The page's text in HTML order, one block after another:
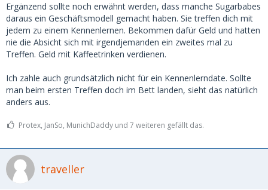
Ergänzend sollte noch erwähnt werden, dass manche Sugarbabes
daraus ein Geschäftsmodell gemacht haben. Sie treffen dich mit
jedem zu einem Kennenlernen. Bekommen dafür Geld und hatten
nie die Absicht sich mit irgendjemanden ein zweites mal zu
Treffen. Geld mit Kaffeetrinken verdienen.
Ich zahle auch grundsätzlich nicht für ein Kennenlerndate. Sollte
man beim ersten Treffen doch im Bett landen, sieht das natürlich
anders aus.
Protex, JanSo, MunichDaddy und 7 weiteren gefällt das.
traveller